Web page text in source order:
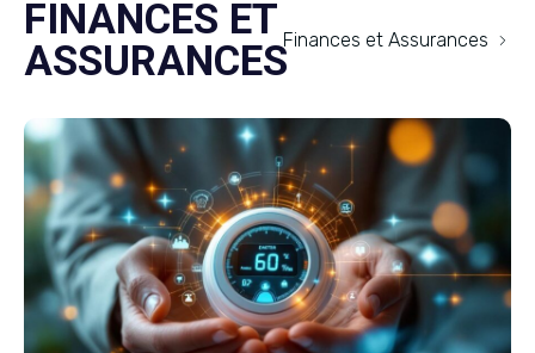
FINANCES ET
ASSURANCESFinances et Assurances